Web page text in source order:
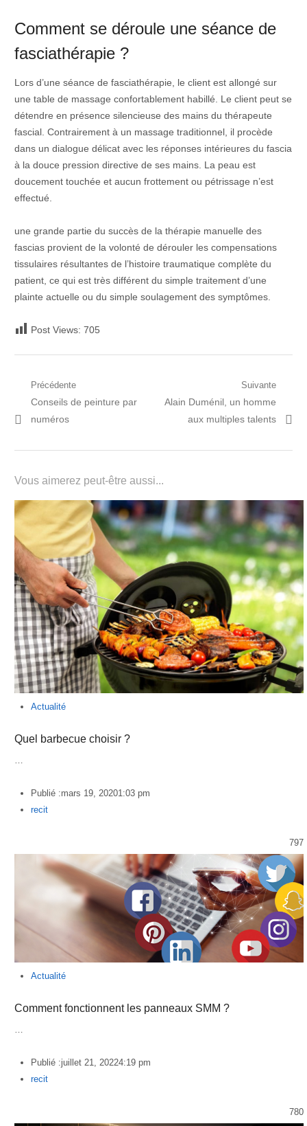
Comment se déroule une séance de
fasciathérapie ?
Lors d’une séance de fasciathérapie, le client est allongé sur
une table de massage confortablement habillé. Le client peut se
détendre en présence silencieuse des mains du thérapeute
fascial. Contrairement à un massage traditionnel, il procède
dans un dialogue délicat avec les réponses intérieures du fascia
à la douce pression directive de ses mains. La peau est
doucement touchée et aucun frottement ou pétrissage n’est
effectué.
une grande partie du succès de la thérapie manuelle des
fascias provient de la volonté de dérouler les compensations
tissulaires résultantes de l’histoire traumatique complète du
patient, ce qui est très différent du simple traitement d’une
plainte actuelle ou du simple soulagement des symptômes.
Post Views: 705
Navigation
de
Précédente
Post
précédent:
Conseils de peinture par
numéros
Suivante
Prochain
article:
Alain Duménil, un homme
aux multiples talents
Vous aimerez peut-être aussi...
Actualité
Quel barbecue choisir ?
Publié :mars 19, 20201:03 pm
Author
recit
797
Actualité
Comment fonctionnent les panneaux SMM ?
…
Publié :juillet 21, 20224:19 pm
Author
recit
780